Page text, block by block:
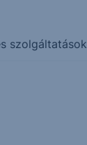
szolgáltatások